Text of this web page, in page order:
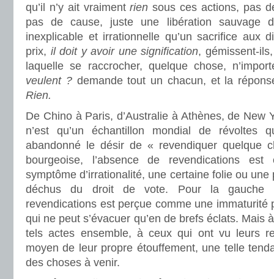
qu’il n’y ait vraimentrien sous ces actions, pas
pas de cause, juste une libération sauvage
inexplicable et irrationnelle qu’un sacrifice aux
prix, il doit y avoir une signification, gémissent-
laquelle se raccrocher, quelque chose,
veulent ?demande tout un chacun, et la
Rien.
De Chino à Paris, d’Australie à Athènes, de New
n’est qu’un échantillon mondial de révoltes
abandonné le désir de « revendiquer quelque
bourgeoise, l’absence de revendications est
symptôme d’irrationalité, une certaine folie ou
déchus du droit de vote. Pour la gauche
revendications est perçue comme une immaturité
qui ne peut s’évacuer qu’en de brefs éclats. Mais
tels actes ensemble, à ceux qui ont vu leurs
moyen de leur propre étouffement, une telle
des choses à venir.